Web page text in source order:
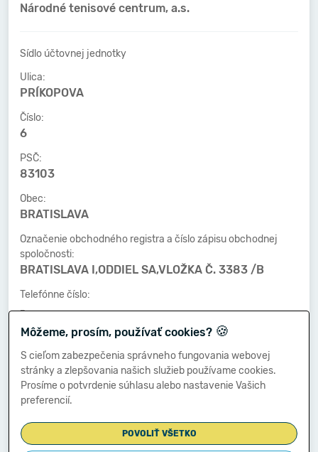
Národné tenisové centrum, a.s.
Sídlo účtovnej jednotky
Ulica:
PRÍKOPOVA
Číslo:
6
PSČ:
83103
Obec:
BRATISLAVA
Označenie obchodného registra a číslo zápisu obchodnej
spoločnosti:
BRATISLAVA I,ODDIEL SA,VLOŽKA Č. 3383 /B
Telefónne číslo:
-
Faxové číslo:
-
E-mailová adresa:
-
Zostavená dňa:
Môžeme, prosím, používať cookies? 🍪
S cieľom zabezpečenia správneho fungovania webovej
stránky a zlepšovania našich služieb používame cookies.
Prosíme o potvrdenie súhlasu alebo nastavenie Vašich
preferencií.
POVOLIŤ VŠETKO